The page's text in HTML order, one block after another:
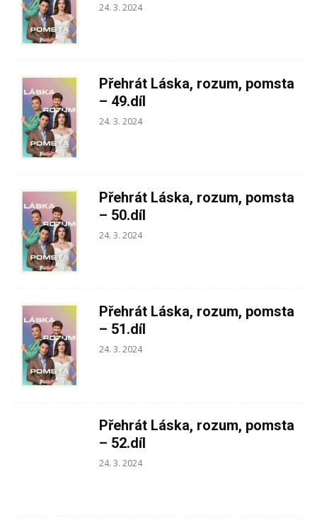
24. 3. 2024
Přehrát Láska, rozum, pomsta
– 49.díl
24. 3. 2024
Přehrát Láska, rozum, pomsta
– 50.díl
24. 3. 2024
Přehrát Láska, rozum, pomsta
– 51.díl
24. 3. 2024
Přehrát Láska, rozum, pomsta
– 52.díl
24. 3. 2024